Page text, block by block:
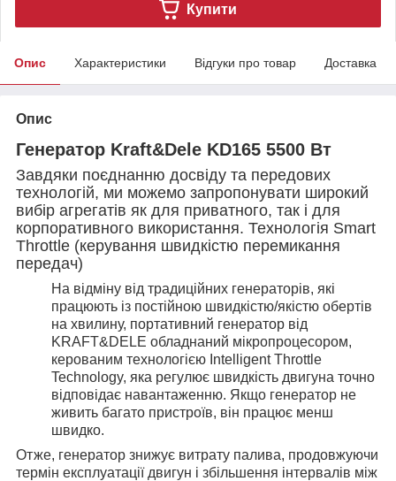
Купити
Опис Характеристики Відгуки про товар Доставка
Опис
Генератор Kraft&Dele KD165 5500 Вт
Завдяки поєднанню досвіду та передових
технологій, ми можемо запропонувати широкий
вибір агрегатів як для приватного, так і для
корпоративного використання. Технологія Smart
Throttle (керування швидкістю перемикання
передач)
На відміну від традиційних генераторів, які
працюють із постійною швидкістю/якістю обертів
на хвилину, портативний генератор від
KRAFT&DELE обладнаний мікропроцесором,
керованим технологією Intelligent Throttle
Technology, яка регулює швидкість двигуна точно
відповідає навантаженню. Якщо генератор не
живить багато пристроїв, він працює менш
швидко.
Отже, генератор знижує витрату палива, продовжуючи
термін експлуатації двигун і збільшення інтервалів між